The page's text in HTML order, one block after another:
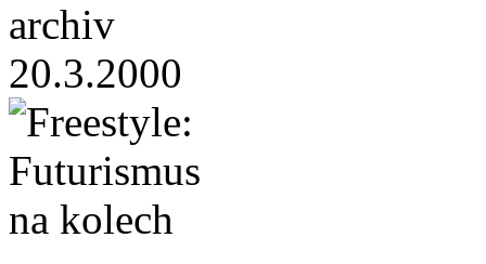
archiv
20.3.2000